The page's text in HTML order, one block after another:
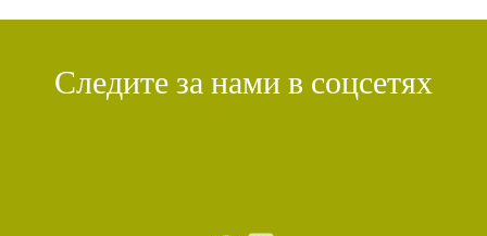
Следите за нами в соцсетях